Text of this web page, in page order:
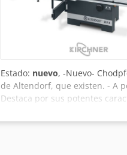
Estado: nuevo, -Nuevo-
de Altendorf, que existen. - A
Destaca por sus potentes
flexibilidad son excelentes.
Motor 4 kW, velocidad 4200
72 mm Ajuste manual de
la longitud deseada en el